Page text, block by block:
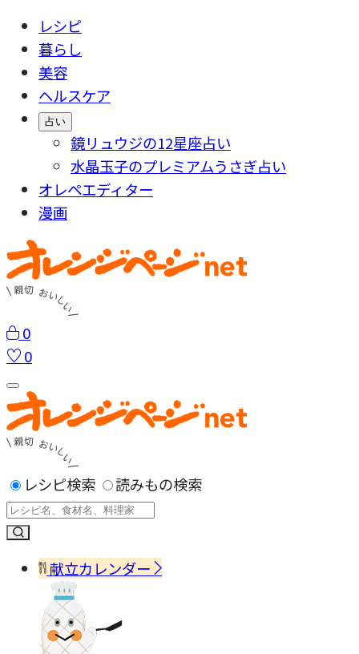
レシピ
暮らし
美容
ヘルスケア
占い
鏡リュウジの12星座占い
水晶玉子のプレミアムうさぎ占い
オレペエディター
漫画
0
0
レシピ検索 読みもの検索
献立カレンダー